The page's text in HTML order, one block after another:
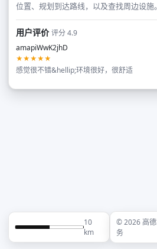
位置、规划到达路线，以及查找周边设施。
用户评价评分 4.9
amapiWwK2jhD
★★★★★
感觉很不错&hellip;环境很好，很舒适
10
km
© 2026 高德
务